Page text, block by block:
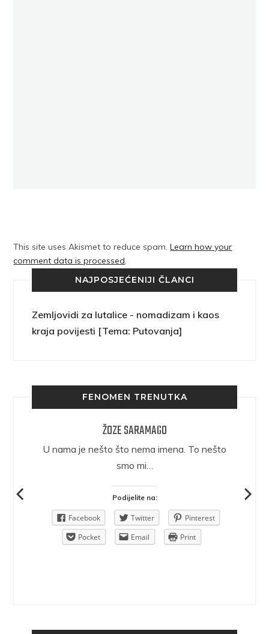
This site uses Akismet to reduce spam.Learn how your
comment data is processed.
NAJPOSJEĆENIJI ČLANCI
Zemljovidi za lutalice - nomadizam i kaos
kraja povijesti [Tema: Putovanja]
FENOMEN TRENUTKA
ŽOZE SARAMAGO
U nama je nešto što nema imena. To nešto
smo mi…
Podijelite na:
Facebook Twitter
Pinterest
Pocket
Email Print